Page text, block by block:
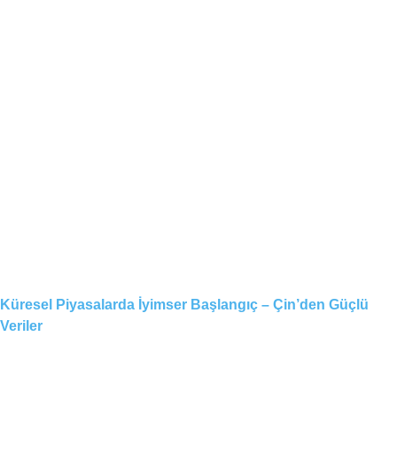
Küresel Piyasalarda İyimser Başlangıç – Çin’den Güçlü
Veriler